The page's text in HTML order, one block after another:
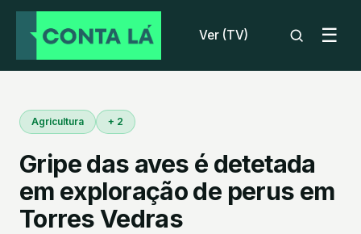
Ver (TV) ☰
Agricultura + 2
Gripe das aves é detetada
em exploração de perus em
Torres Vedras